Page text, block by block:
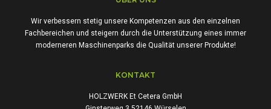
Wir verbessern stetig unsere Kompetenzen aus den einzelnen
Fachbereichen und steigern durch die Unterstützung eines immer
moderneren Maschinenparks die Qualität unserer Produkte!
KONTAKT
HOLZWERK Et Cetera GmbH